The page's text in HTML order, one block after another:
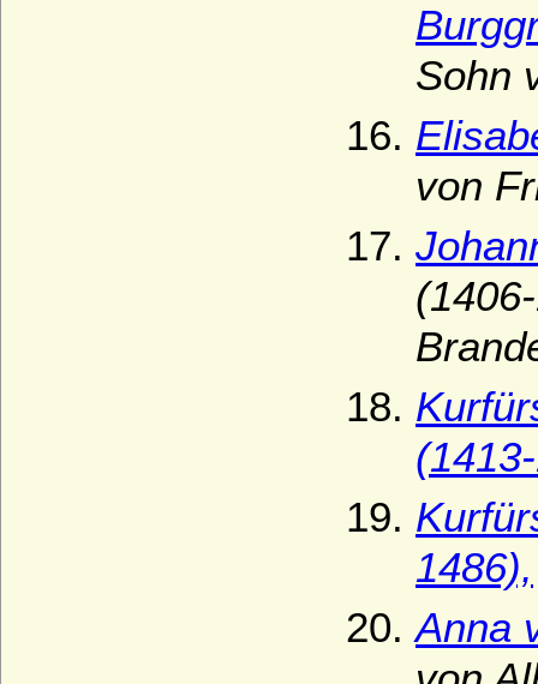
Sohn
von
1486),
Anna